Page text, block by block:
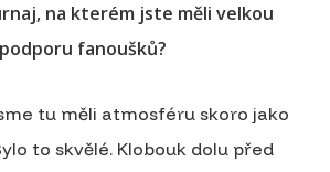
na kterém jste měli velkou
podporu fanoušků?
tu měli atmosféru skoro jako
to skvělé. Klobouk dolu před